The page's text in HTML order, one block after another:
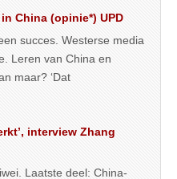
China (opinie*) UPD
succes. Westerse media
Leren van China en
maar? ‘Dat
interview Zhang
Laatste deel: China-